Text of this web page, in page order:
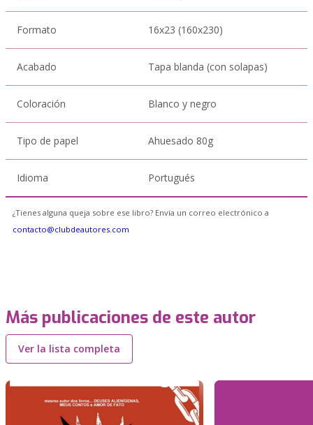
Formato 16x23 (160x230)
Acabado Tapa blanda (con solapas)
Coloración Blanco y negro
Tipo de papel Ahuesado 80g
Idioma Portugués
¿Tienes alguna queja sobre ese libro? Envía un correo electrónico a
contacto@clubdeautores.com
Más publicaciones de este autor
Ver la lista completa